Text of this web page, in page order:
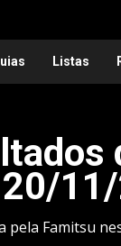
Listas
pela Famitsu